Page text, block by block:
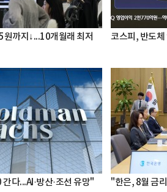
까지↓...10개월래 최저 코스피, 반도
다...AI·방산·조선 유망" "한은, 8월 금